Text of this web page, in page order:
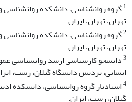
1گروه روانشناسی، دانشکده روانشناسی
تهران، تهران، ایران
2گروه روانشناسی، دانشکده روانشناسی
تهران، تهران، ایران.
3دانشجو کارشناسی ارشد روانشناسی
انسانی، پردیس دانشگاه گیلان، رشت،
4استادیار گروه روانشناسی، دانشکده
گیلان، رشت، ایران.